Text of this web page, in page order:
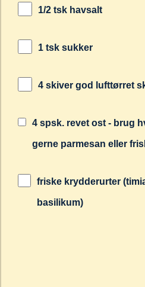
1/2 tsk havsalt
1 tsk sukker
4 skiver god lufttørret
4 spsk. revet ost - brug
gerne parmesan eller
friske krydderurter
basilikum)